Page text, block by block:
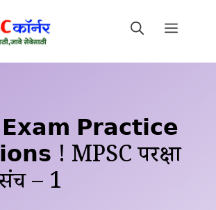
𝗣𝗿𝗮𝗰𝘁𝗶𝗰𝗲
! MPSC परीक्षा
– 1